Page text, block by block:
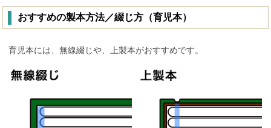
おすすめの製本方法／綴じ方（育児本）
育児本には、無線綴じや、上製本がおすすめです。